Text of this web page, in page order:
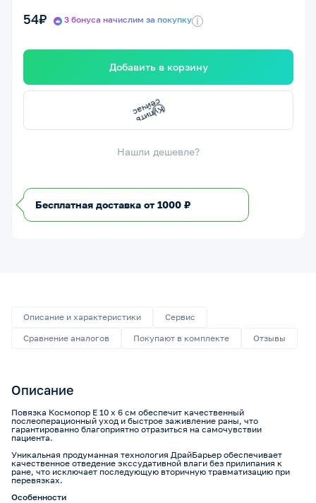
54₽ 3 бонуса начислим за покупку i
Добавить в корзину
К
у
п
ить
с
е
й
ч
а
с
Нашли дешевле?
Бесплатная доставка от 1000 ₽
Описание и характеристики
Сервис
Сравнение аналогов
Покупают в комплекте Отзывы
Описание
Повязка Космопор Е 10 х 6 см обеспечит качественный
послеоперационный уход и быстрое заживление раны, что
гарантированно благоприятно отразиться на самочувствии
пациента.
Уникальная продуманная технология ДрайБарьер обеспечивает
качественное отведение экссудативной влаги без прилипания к
ране, что исключает последующую вторичную травматизацию при
перевязках.
Особенности